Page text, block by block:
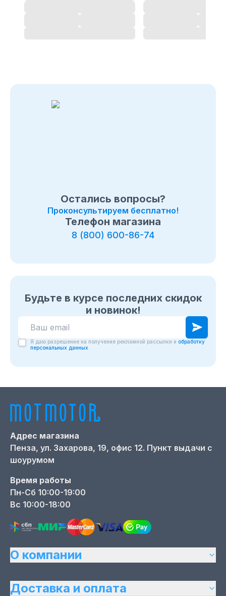
Позвоните нам по телефону магазина
8 (495)
108-26-32 или 8 (800) 511-73-19. Мы с удовольствием
ответим на все интересующие вопросы о покупке
Остались вопросы?
Проконсультируем бесплатно!
Телефон магазина
8 (800) 600-86-74
Будьте в курсе последних скидок
и новинок!
Я даю разрешение на получение рекламной рассылки и обработку
персональных данных
Адрес магазина
Пенза, ул. Захарова, 19, офис 12. Пункт выдачи с
шоурумом
Время работы
Пн-Сб 10:00-19:00
Вс 10:00-18:00
О компании
Доставка и оплата